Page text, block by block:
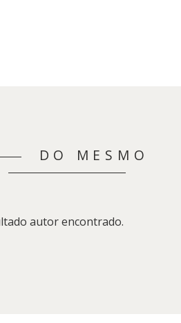
DO MESMO
autor encontrado.